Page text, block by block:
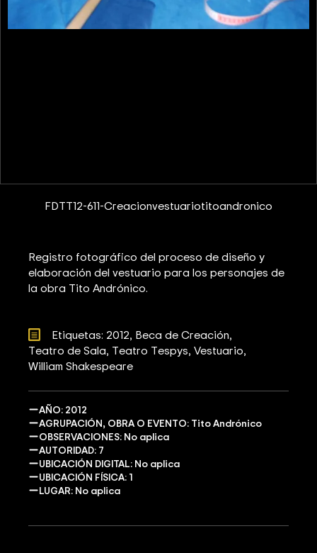
FDTT12-611-Creacionvestuariotitoandronico
Registro fotográfico del proceso de diseño y
elaboración del vestuario para los personajes de
la obra Tito Andrónico.
Etiquetas: 2012 Beca de Creación
Teatro de Sala Teatro Tespys Vestuario
William Shakespeare
AÑO: 2012
AGRUPACIÓN, OBRA O EVENTO: Tito Andrónico
OBSERVACIONES: No aplica
AUTORIDAD: 7
UBICACIÓN DIGITAL: No aplica
UBICACIÓN FÍSICA: 1
LUGAR: No aplica